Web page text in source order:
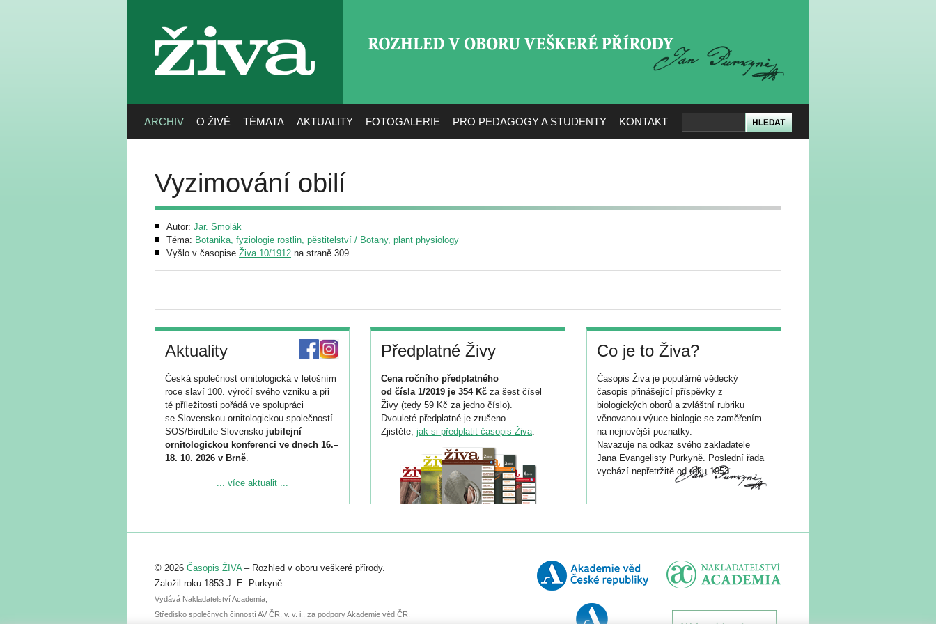
živa
ARCHIV O ŽIVĚ TÉMATA AKTUALITY FOTOGALERIE PRO PEDAGOGY A STUDENTY KONTAKT
Vyzimování obilí
Autor: Jar. Smolák
Téma: Botanika, fyziologie rostlin, pěstitelství / Botany, plant physiology
Vyšlo v časopise Živa 10/1912 na straně 309
Aktuality
Česká společnost ornitologická v letošním
roce slaví 100. výročí svého vzniku a při
té příležitosti pořádá ve spolupráci
se Slovenskou ornitologickou společností
SOS/BirdLife Slovensko jubilejní
ornitologickou konferenci ve dnech 16.–
18. 10. 2026 v Brně.
Podrobnější informace ke konferenci
Registrovat se můžete do 6. září.
abstraktu přihlášené přednášky nebo
posteru je už 30. června.
... více aktualit ...
Předplatné Živy
Cena ročního předplatného
od čísla 1/2019 je 354 Kč za šest čísel
Živy (tedy 59 Kč za jedno číslo).
Dvouleté předplatné je zrušeno.
Zjistěte, jak si předplatit časopis Živa.
Co je to Živa?
Časopis Živa je populárně vědecký
časopis přinášející příspěvky z
biologických oborů a zvláštní rubriku
věnovanou výuce biologie se zaměřením
na nejnovější poznatky.
Navazuje na odkaz svého zakladatele
Jana Evangelisty Purkyně. Poslední řada
vychází nepřetržitě od roku 1953.
© 2026 Časopis ŽIVA– Rozhled v oboru veškeré přírody.
Založil roku 1853 J. E. Purkyně.
Vydává Nakladatelství Academia,
Středisko společných činností AV ČR, v. v. i., za podpory Akademie věd ČR.